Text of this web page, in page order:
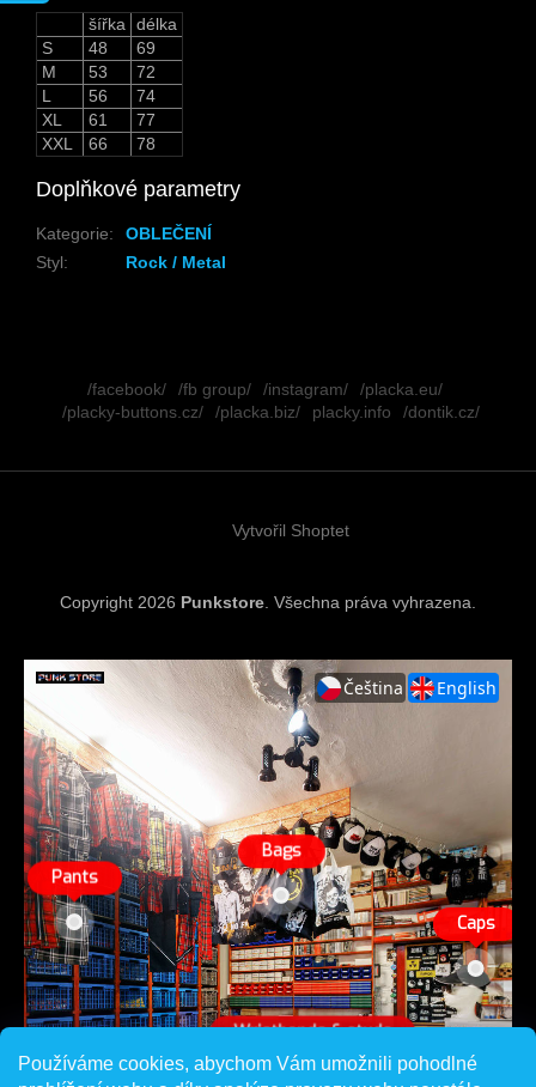
Používáme cookies, abychom Vám umožnili pohodlné
šířka
délka
S
48
69
M
53
72
L
56
74
XL
61
77
XXL
66 78
Doplňkové parametry
Kategorie:
OBLEČENÍ
Styl: Rock / Metal
/facebook/ /fb group/ /instagram/
/placka.eu/
/placky-buttons.cz/
/placka.biz/ placky.info /dontik.cz/
Vytvořil Shoptet
Copyright 2026 Punkstore . Všechna práva vyhrazena.